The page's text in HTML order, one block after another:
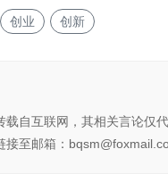
创业 创新
载自互联网，其相关言论
接至邮箱：